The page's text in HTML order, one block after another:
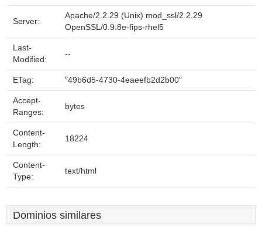
Server:
Apache/2.2.29 (Unix) mod_ssl/2.2.29
OpenSSL/0.9.8e-fips-rhel5
Last-
Modified:
--
ETag: "49b6d5-4730-4eaeefb2d2b00"
Accept-
Ranges:
bytes
Content-
Length:
18224
Content-
Type:
text/html
Dominios similares